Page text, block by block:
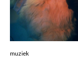
muziek